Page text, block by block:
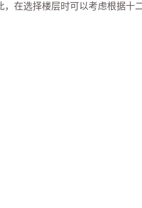
在选择楼层时可以考虑根据十